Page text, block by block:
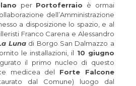
per Portoferraio è ormai
dell’Amministrazione
a disposizione lo spazio, e al
Franco Carena e Alessandro
Luna di Borgo San Dalmazzo a
le installazioni, il 10 giugno
il primo nucleo di questo
medicea del Forte Falcone
dal Comune) luogo dal